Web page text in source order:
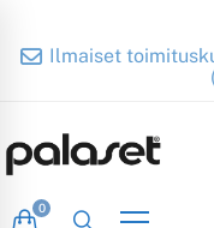
Ilmaiset